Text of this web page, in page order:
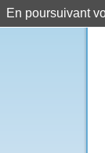
En poursuivant